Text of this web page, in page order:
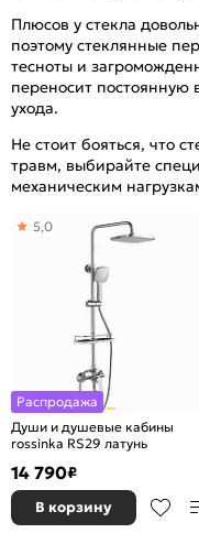
Плюсов у стекла
поэтому стеклянные
тесноты и
переносит постоянную
ухода.
Не стоит бояться, что
травм, выбирайте
механическим
Распродажа
Души и душевые кабины
rossinka RS29 латунь
5,0
14 790₽
В корзину